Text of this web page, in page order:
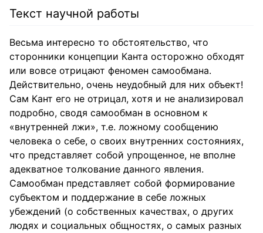
Текст научной работы
Весьма интересно то обстоятельство, что
сторонники концепции Канта осторожно обходят
или вовсе отрицают феномен самообмана.
Действительно, очень неудобный для них объект!
Сам Кант его не отрицал, хотя и не анализировал
подробно, сводя самообман в основном к
«внутренней лжи», т.е. ложному сообщению
человека о себе, о своих внутренних состояниях,
что представляет собой упрощенное, не вполне
адекватное толкование данного явления.
Самообман представляет собой формирование
субъектом и поддержание в себе ложных
убеждений (о собственных качествах, о других
людях и социальных общностях, о самых разных